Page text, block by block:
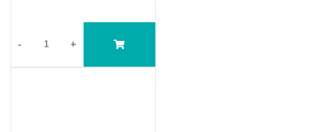
- +